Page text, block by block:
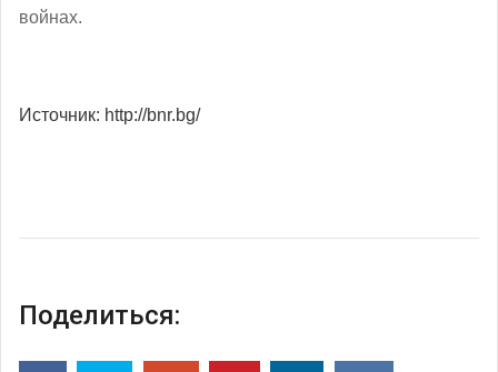
войнах.
Источник: http://bnr.bg/
Поделиться: